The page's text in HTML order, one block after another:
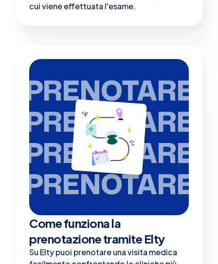
cui viene effettuata l'esame.
PRENOTARE
PRENOTARE
PRENOTARE
PRENOTARE
Come funziona la
prenotazione tramite Elty
Su Elty puoi prenotare una visita medica